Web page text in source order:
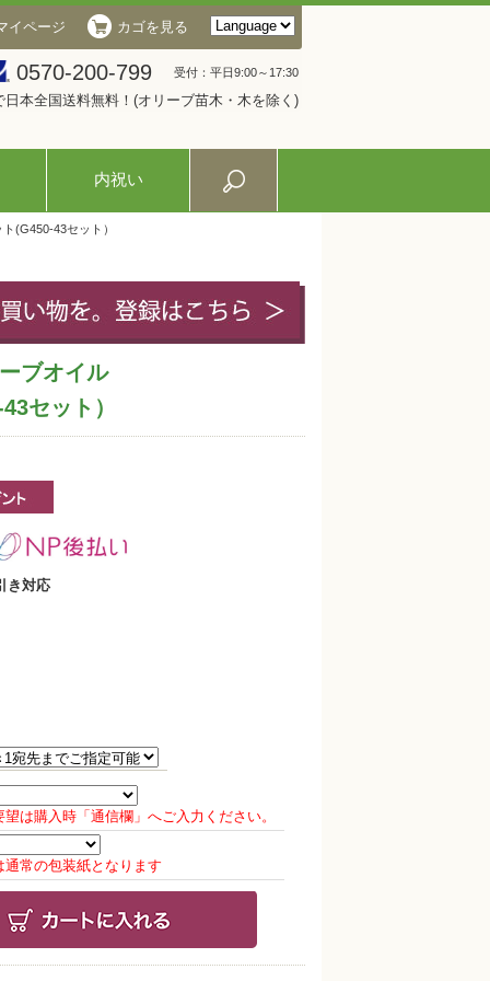
イページ カゴを見る
0570-200-799 受付：平日9:00～17:30
本全国送料無料！(オリーブ苗木・木を除く)
内祝い
(G450-43セット）
ブオイル
セット）
き対応
は購入時「通信欄」へご入力ください。
通常の包装紙となります